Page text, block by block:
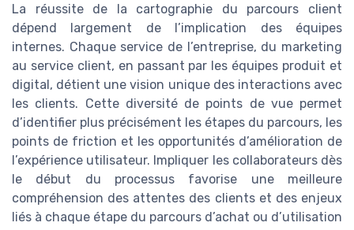
La réussite de la cartographie du parcours client
dépend largement de l’implication des équipes
internes. Chaque service de l’entreprise, du marketing
au service client, en passant par les équipes produit et
digital, détient une vision unique des interactions avec
les clients. Cette diversité de points de vue permet
d’identifier plus précisément les étapes du parcours, les
points de friction et les opportunités d’amélioration de
l’expérience utilisateur. Impliquer les collaborateurs dès
le début du processus favorise une meilleure
compréhension des attentes des clients et des enjeux
liés à chaque étape du parcours d’achat ou d’utilisation